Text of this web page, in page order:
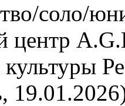
соло/
центр
культуры